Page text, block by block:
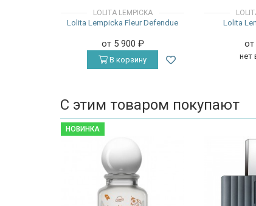
LOLITA LEMPICKA
Lolita Lempicka Fleur Defendue
от 5 900 ₽
В корзину
Lolita
от
нет
С этим товаром покупают
НОВИНКА